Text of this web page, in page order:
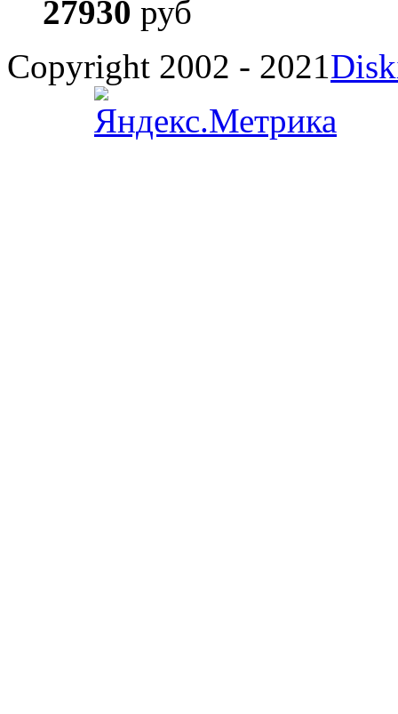
27930 руб
Copyright 2002 - 2021